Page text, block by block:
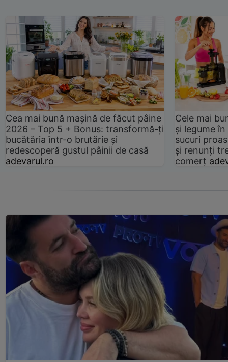
Cea mai bună mașină de făcut pâine
2026 – Top 5 + Bonus: transformă-ți
bucătăria într-o brutărie și
redescoperă gustul pâinii de casă
adevarul.ro
Cele mai
și legume
sucuri
și renunți
comerț